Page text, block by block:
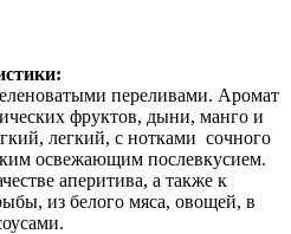
переливами. Аромат
фруктов, дыни, манго и
легкий, с нотками сочного
освежающим послевкусием.
аперитива, а также к
из белого мяса, овощей, в